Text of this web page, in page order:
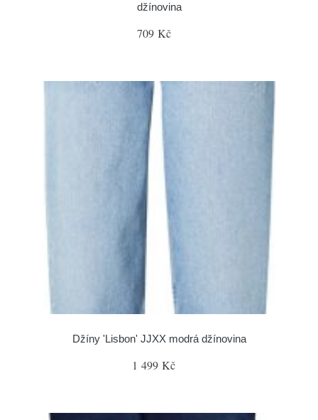
džínovina
709 Kč
Džíny 'Lisbon' JJXX modrá džínovina
1 499 Kč